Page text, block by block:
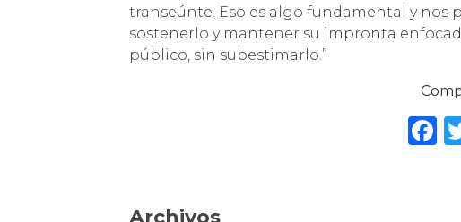
transeúnte. Eso es algo fundamental y nos
sostenerlo y mantener su impronta
público, sin subestimarlo.”
F
Archivos